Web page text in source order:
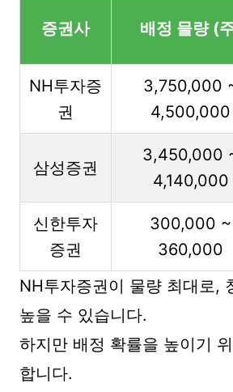
증권사 배정 물량 (
NH투자증
권
3,750,000
4,500,000
삼성증권
3,450,000
4,140,000
신한투자
증권
300,000 ~
360,000
NH투자증권이 물량 최대로,
높을 수 있습니다.
하지만 배정 확률을 높이기
합니다.